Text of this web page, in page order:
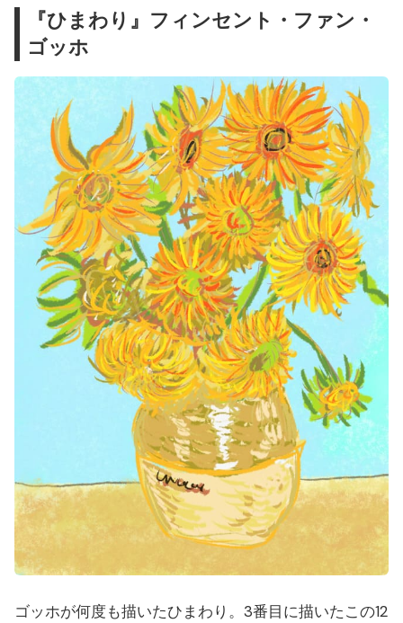
『ひまわり』フィンセント・ファン・
ゴッホ
ゴッホが何度も描いたひまわり。3番目に描いたこの12